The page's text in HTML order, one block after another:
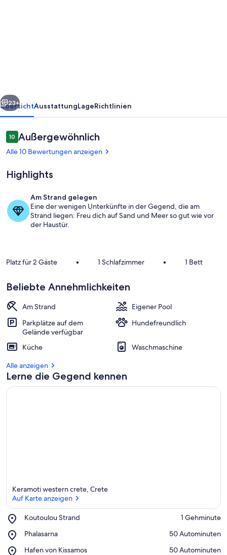
Strand
mit
beheiztem
Pool
Pool
Weiter
23+
ÜbersichtAusstattungLageRichtlinien
Bewertungen
1010 von 10.
Außergewöhnlich
Alle 10 Bewertungen anzeigen
Highlights
Am Strand gelegen
Eine der wenigen Unterkünfte in der Gegend, die am
Strand liegen: Freu dich auf Sand und Meer so gut wie vor
der Haustür.
Platz für 2 Gäste • 1 Schlafzimmer • 1 Bett
Beliebte Annehmlichkeiten
Am Strand
Eigener Pool
Parkplätze auf dem
Gelände verfügbar
Hundefreundlich
Küche
Waschmaschine
Alle anzeigen
Lerne die Gegend kennen
Keramoti western crete, Crete
Auf Karte anzeigen
Koutoulou Strand
Place,
Strand
‪1 Gehminute‬
Phalasarna
Place,
‪50 Autominuten‬
Hafen von Kissamos
Place,
‪50 Autominuten‬